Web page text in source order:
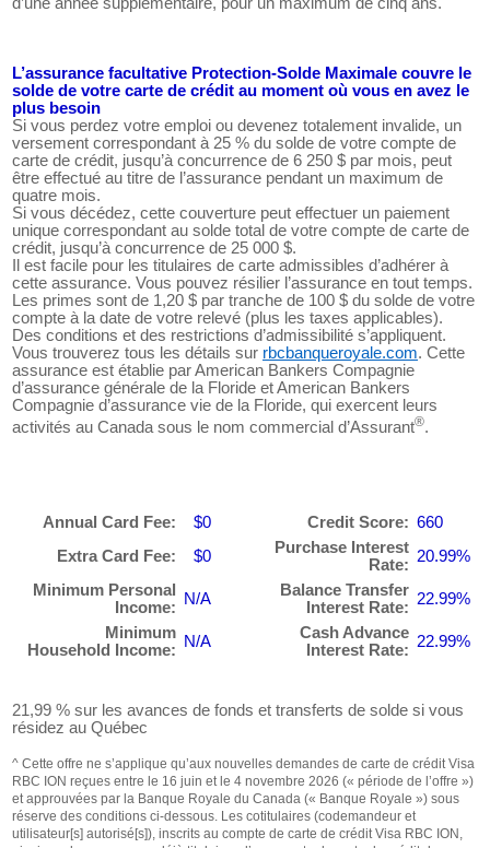
L’assurance facultative Protection-Solde Maximale couvre le
solde de votre carte de crédit au moment où vous en avez le
plus besoin
Si vous perdez votre emploi ou devenez totalement invalide, un
versement correspondant à 25 % du solde de votre compte de
carte de crédit, jusqu’à concurrence de 6 250 $ par mois, peut
être effectué au titre de l’assurance pendant un maximum de
quatre mois.
Si vous décédez, cette couverture peut effectuer un paiement
unique correspondant au solde total de votre compte de carte de
crédit, jusqu’à concurrence de 25 000 $.
Il est facile pour les titulaires de carte admissibles d’adhérer à
cette assurance. Vous pouvez résilier l’assurance en tout temps.
Les primes sont de 1,20 $ par tranche de 100 $ du solde de votre
compte à la date de votre relevé (plus les taxes applicables).
Des conditions et des restrictions d’admissibilité s’appliquent.
Vous trouverez tous les détails sur rbcbanqueroyale.com. Cette
assurance est établie par American Bankers Compagnie
d’assurance générale de la Floride et American Bankers
Compagnie d’assurance vie de la Floride, qui exercent leurs
activités au Canada sous le nom commercial d’Assurant®.
Annual Card Fee: $0 Credit Score: 660
Extra Card Fee:
$0
Purchase Interest
Rate: 20.99%
Minimum Personal
Income:
N/A
Balance Transfer
Interest Rate: 22.99%
Minimum
Household Income:
N/A
Cash Advance
Interest Rate: 22.99%
21,99 % sur les avances de fonds et transferts de solde si vous
résidez au Québec
^ Cette offre ne s’applique qu’aux nouvelles demandes de carte de crédit Visa
RBC ION reçues entre le 16 juin et le 4 novembre 2026 (« période de l’offre »)
et approuvées par la Banque Royale du Canada (« Banque Royale ») sous
réserve des conditions ci-dessous. Les cotitulaires (codemandeur et
utilisateur[s] autorisé[s]), inscrits au compte de carte de crédit Visa RBC ION,